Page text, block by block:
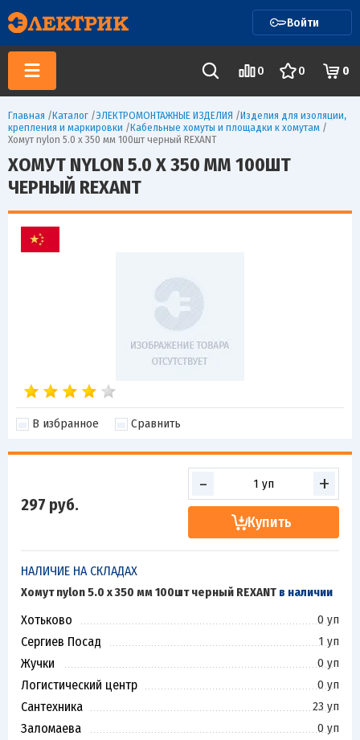
Войти
0 0 0
Главная /Каталог /ЭЛЕКТРОМОНТАЖНЫЕ ИЗДЕЛИЯ /Изделия для изоляции,
крепления и маркировки /Кабельные хомуты и площадки к хомутам /
Хомут nylon 5.0 х 350 мм 100шт черный REXANT
ХОМУТ NYLON 5.0 Х 350 ММ 100ШТ
ЧЕРНЫЙ REXANT
В избранное Сравнить
297 руб.
- +
Купить
НАЛИЧИЕ НА СКЛАДАХ
Хомут nylon 5.0 х 350 мм 100шт черный REXANT в наличии
Хотьково 0 уп
Сергиев Посад 1 уп
Жучки 0 уп
Логистический центр 0 уп
Сантехника 23 уп
Заломаева 0 уп